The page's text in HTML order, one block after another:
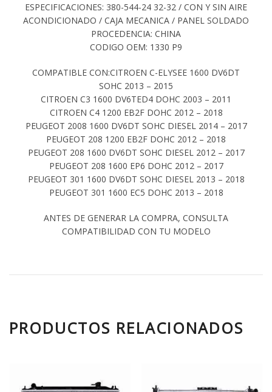
ESPECIFICACIONES: 380-544-24 32-32 / CON Y SIN AIRE
ACONDICIONADO / CAJA MECANICA / PANEL SOLDADO
PROCEDENCIA: CHINA
CODIGO OEM: 1330 P9
COMPATIBLE CON:CITROEN C-ELYSEE 1600 DV6DT
SOHC 2013 – 2015
CITROEN C3 1600 DV6TED4 DOHC 2003 – 2011
CITROEN C4 1200 EB2F DOHC 2012 – 2018
PEUGEOT 2008 1600 DV6DT SOHC DIESEL 2014 – 2017
PEUGEOT 208 1200 EB2F DOHC 2012 – 2018
PEUGEOT 208 1600 DV6DT SOHC DIESEL 2012 – 2017
PEUGEOT 208 1600 EP6 DOHC 2012 – 2017
PEUGEOT 301 1600 DV6DT SOHC DIESEL 2013 – 2018
PEUGEOT 301 1600 EC5 DOHC 2013 – 2018
ANTES DE GENERAR LA COMPRA, CONSULTA
COMPATIBILIDAD CON TU MODELO
PRODUCTOS RELACIONADOS